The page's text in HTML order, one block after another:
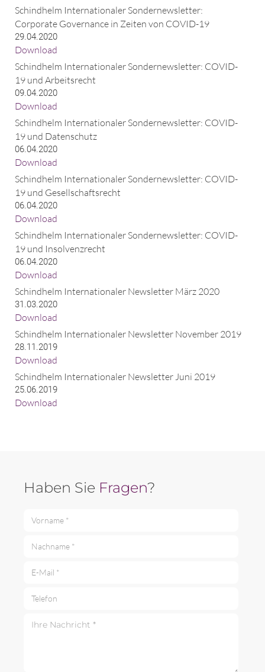
Schindhelm Internationaler Sondernewsletter:
Corporate Governance in Zeiten von COVID-19
29.04.2020
Download
Schindhelm Internationaler Sondernewsletter: COVID-
19 und Arbeitsrecht
09.04.2020
Download
Schindhelm Internationaler Sondernewsletter: COVID-
19 und Datenschutz
06.04.2020
Download
Schindhelm Internationaler Sondernewsletter: COVID-
19 und Gesellschaftsrecht
06.04.2020
Download
Schindhelm Internationaler Sondernewsletter: COVID-
19 und Insolvenzrecht
06.04.2020
Download
Schindhelm Internationaler Newsletter März 2020
31.03.2020
Download
Schindhelm Internationaler Newsletter November 2019
28.11.2019
Download
Schindhelm Internationaler Newsletter Juni 2019
25.06.2019
Download
Haben Sie Fragen?